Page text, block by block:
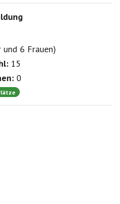
und 6 Frauen)
15
0